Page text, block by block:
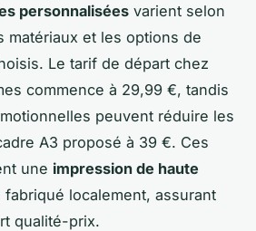
personnalisées varient selon
matériaux et les options de
Le tarif de départ chez
commence à 29,99 €, tandis
peuvent réduire les
A3 proposé à 39 €. Ces
une impression de haute
fabriqué localement, assurant
qualité-prix.